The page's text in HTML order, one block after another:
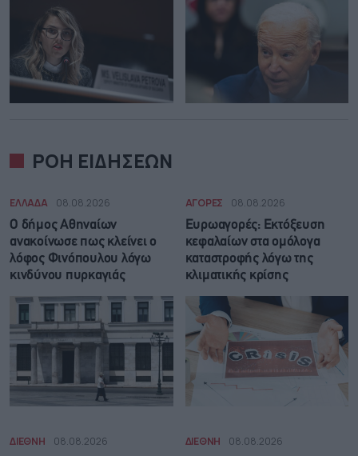
ΡΟΗ ΕΙΔΗΣΕΩΝ
ΕΛΛΑΔΑ 08.08.2026
Ο δήμος Αθηναίων
ανακοίνωσε πως κλείνει ο
λόφος Φινόπουλου λόγω
κινδύνου πυρκαγιάς
ΑΓΟΡΕΣ 08.08.2026
Ευρωαγορές: Εκτόξευση
κεφαλαίων στα ομόλογα
καταστροφής λόγω της
κλιματικής κρίσης
ΔΙΕΘΝΗ 08.08.2026 ΔΙΕΘΝΗ 08.08.2026